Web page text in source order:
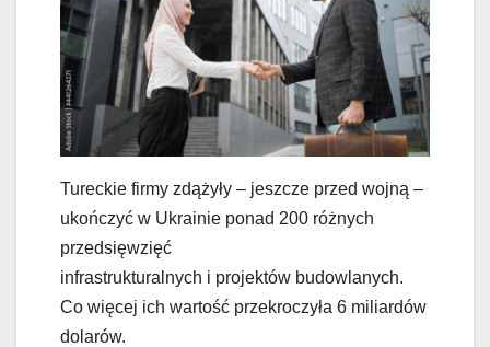
Tureckie firmy zdążyły – jeszcze przed wojną –
ukończyć w Ukrainie ponad 200 różnych
przedsięwzięć
infrastrukturalnych i projektów budowlanych.
Co więcej ich wartość przekroczyła 6 miliardów
dolarów.